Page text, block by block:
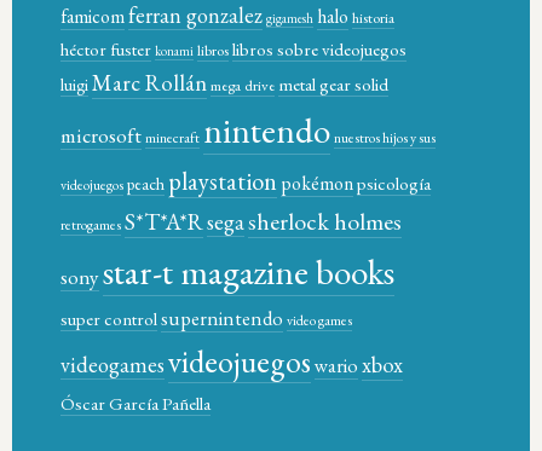
famicomferran gonzalez gigamesh halo historia
héctor fuster konami libroslibros sobre videojuegos
luigiMarc Rollánmega drive metal gear solid
microsoftminecraft nintendonuestros hijos y sus
videojuegospeach playstationpokémonpsicología
retrogamesS*T*A*Rsegasherlock holmes
sonystar-t magazine books
super controlsupernintendo video games
videogamesvideojuegoswarioxbox
Óscar García Pañella